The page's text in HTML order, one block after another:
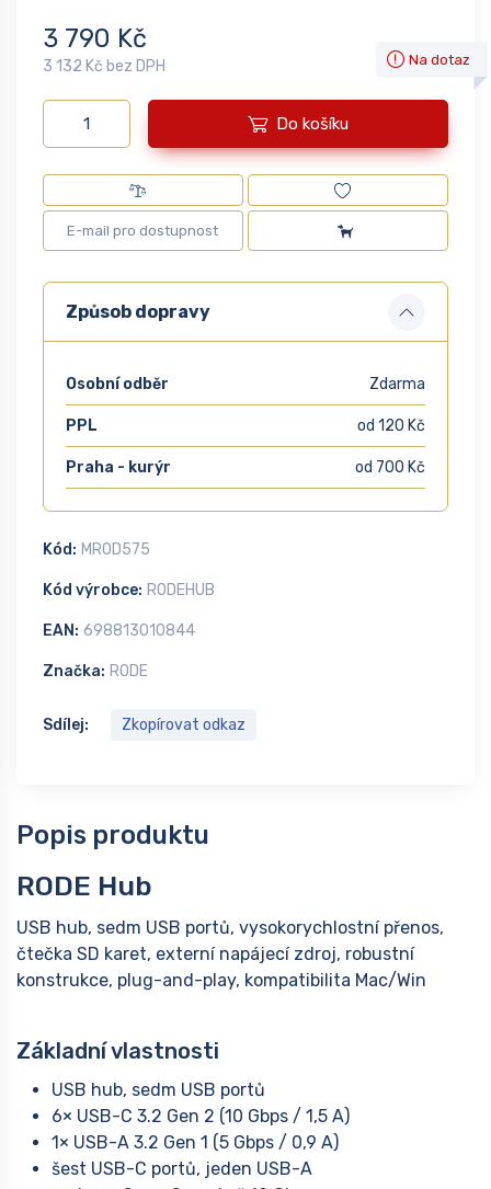
3 790 Kč
3 132 Kč bez DPH Na dotaz
Do košíku
Způsob dopravy
Osobní odběr Zdarma
PPL od 120 Kč
Praha - kurýr od 700 Kč
Kód: MROD575
Kód výrobce: RODEHUB
EAN: 698813010844
Značka: RODE
Sdílej: Zkopírovat odkaz
Popis produktu
RODE Hub
USB hub, sedm USB portů, vysokorychlostní přenos,
čtečka SD karet, externí napájecí zdroj, robustní
konstrukce, plug-and-play, kompatibilita Mac/Win
Základní vlastnosti
USB hub, sedm USB portů
6× USB-C 3.2 Gen 2 (10 Gbps / 1,5 A)
1× USB-A 3.2 Gen 1 (5 Gbps / 0,9 A)
šest USB-C portů, jeden USB-A